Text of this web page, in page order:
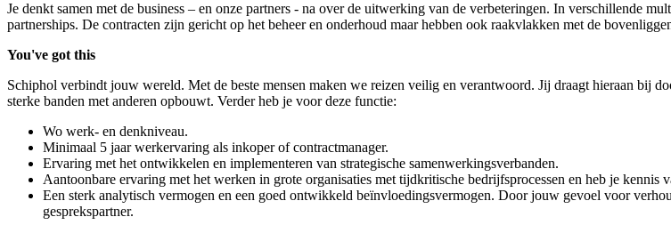
Je denkt samen met de business – en onze partners - na over de uitwerking van de verbeteringen. In verschillende
partnerships. De contracten zijn gericht op het beheer en onderhoud maar hebben ook raakvlakken met de
You've got this
Schiphol verbindt jouw wereld. Met de beste mensen maken we reizen veilig en verantwoord. Jij draagt hieraan bij
sterke banden met anderen opbouwt. Verder heb je voor deze functie:
Wo werk- en denkniveau.
Minimaal 5 jaar werkervaring als inkoper of contractmanager.
Ervaring met het ontwikkelen en implementeren van strategische samenwerkingsverbanden.
Aantoonbare ervaring met het werken in grote organisaties met tijdkritische bedrijfsprocessen en heb je kennis
Een sterk analytisch vermogen en een goed ontwikkeld beïnvloedingsvermogen. Door jouw gevoel voor
gesprekspartner.